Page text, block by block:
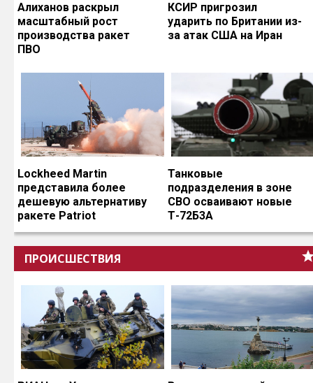
Алиханов раскрыл
масштабный рост
производства ракет
ПВО
КСИР пригрозил
ударить по Британии из-
за атак США на Иран
Lockheed Martin
представила более
дешевую альтернативу
ракете Patriot
Танковые
подразделения в зоне
СВО осваивают новые
Т-72Б3А
ПРОИСШЕСТВИЯ